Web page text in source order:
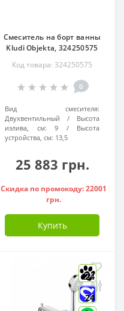
Смеситель на борт ванны
Kludi Objekta, 324250575
Код товара: 324250575
0
Вид смесителя:
Двухвентильный
Высота
излива, см:
9
Высота
устройства, см: 13,5
25 883 грн.
Скидка по промокоду: 22001
грн.
Купить
24
24